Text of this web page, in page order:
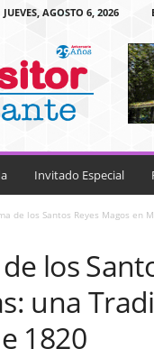
JUEVES, AGOSTO 6, 2026
Invitado Especial
de los Santos Reyes Magos en
los
una
1820